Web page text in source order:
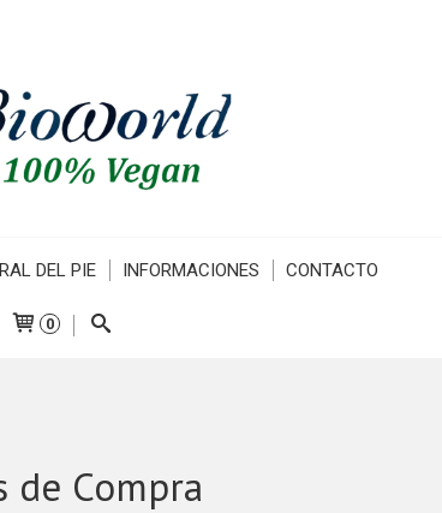
DEL PIE INFORMACIONES CONTACTO
0
de Compra